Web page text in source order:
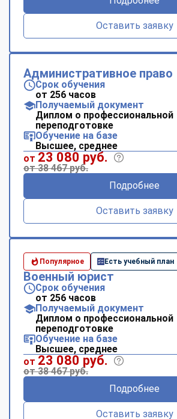
Оставить заявку
Административное право
Срок обучения
от 256 часов
Получаемый документ
Диплом о профессиональной
переподготовке
Обучение на базе
Высшее, среднее
от 23 080 руб.
от 38 467 руб.
Подробнее
Оставить заявку
Популярное Есть учебный план
Военный юрист
Срок обучения
от 256 часов
Получаемый документ
Диплом о профессиональной
переподготовке
Обучение на базе
Высшее, среднее
от 23 080 руб.
от 38 467 руб.
Подробнее
Оставить заявку